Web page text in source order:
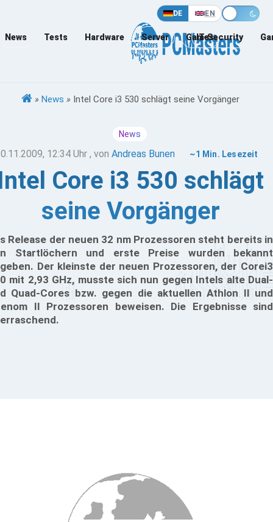
DE EN
News Tests Hardware Server Games
IT-Security
» News » Intel Core i3 530 schlägt seine Vorgänger
News
12:34 Uhr , vonAndreas Bunen ~1 Min. Lesezeit
Core i3 530 schlägt
seine Vorgänger
Release der neuen 32 nm Prozessoren steht bereits in
Startlöchern und erste Preise wurden bekannt
Der kleinste der neuen Prozessoren, der Corei3
mit 2,93 GHz, musste sich nun gegen Intels alte Dual-
Quad-Cores bzw. gegen die aktuellen Athlon II und
II Prozessoren beweisen. Die Ergebnisse sind